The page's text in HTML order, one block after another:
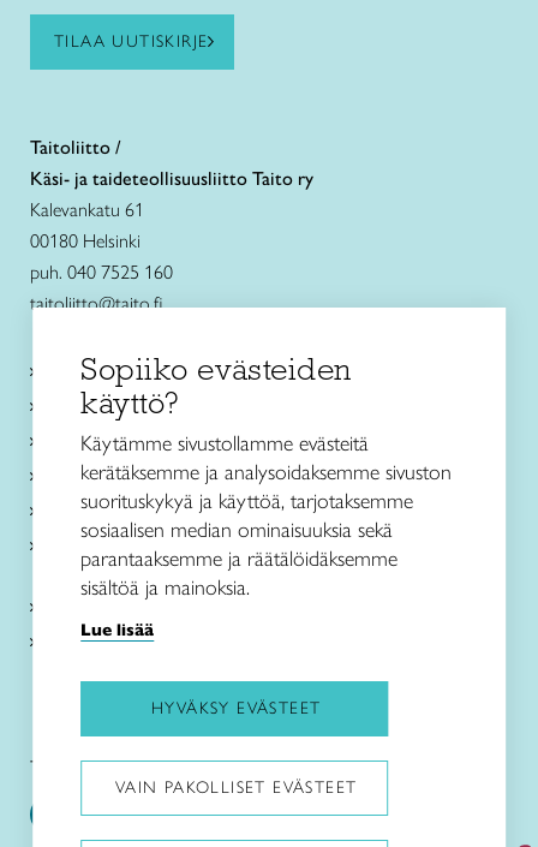
TILAA UUTISKIRJE
Taitoliitto /
Käsi- ja taideteollisuusliitto Taito ry
Kalevankatu 61
00180 Helsinki
puh. 040 7525 160
taitoliitto@taito.fi
Käsityökurssit ja koulutus
Ajankohtaista
Käsityöohjeet
Me olemme Taito
Paikallinen toiminta
Verkkokaupat
Kirjaudu Arviin
Kirjaudu Taitocampukseen
Taitoliitto: Taito-lehti:
Sopiiko evästeiden
käyttö?
Käytämme sivustollamme evästeitä
kerätäksemme ja analysoidaksemme sivuston
suorituskykyä ja käyttöä, tarjotaksemme
sosiaalisen median ominaisuuksia sekä
parantaaksemme ja räätälöidäksemme
sisältöä ja mainoksia.
Lue lisää
HYVÄKSY EVÄSTEET
VAIN PAKOLLISET EVÄSTEET